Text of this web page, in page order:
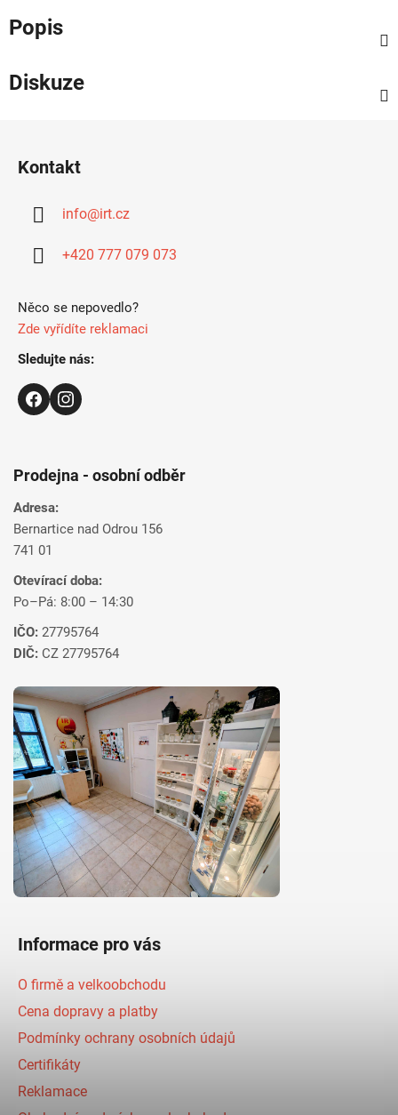
Popis
Diskuze
Kontakt
info@irt.cz
+420 777 079 073
Něco se nepovedlo?
Zde vyřídíte reklamaci
Sledujte nás:
Prodejna - osobní odběr
Adresa:
Bernartice nad Odrou 156
741 01
Otevírací doba:
Po–Pá: 8:00 – 14:30
IČO: 27795764
DIČ: CZ 27795764
Informace pro vás
O firmě a velkoobchodu
Cena dopravy a platby
Podmínky ochrany osobních údajů
Certifikáty
Reklamace